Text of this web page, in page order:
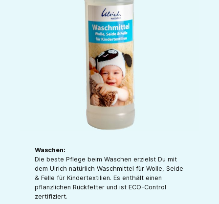
Waschen:
Die beste Pflege beim Waschen erzielst Du mit
dem Ulrich natürlich Waschmittel für Wolle, Seide
& Felle für Kindertextilien. Es enthält einen
pflanzlichen Rückfetter und ist ECO-Control
zertifiziert.